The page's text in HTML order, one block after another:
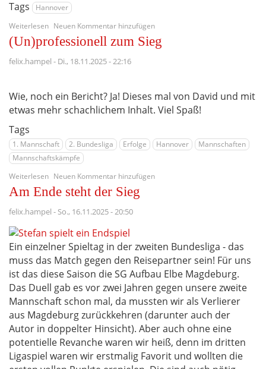
Tags
Hannover
Weiterlesen über
Vereinsabend
am
27.
12.
Runde
&
DSAM-
Einladung
Neuen Kommentar hinzufügen
(Un)professionell zum Sieg
felix.hampel - Di., 18.11.2025 - 22:16
Wie, noch ein Bericht? Ja! Dieses mal von David und mit
etwas mehr schachlichem Inhalt. Viel Spaß!
Tags
1. Mannschaft 2. Bundesliga Erfolge Hannover
Mannschaften
Mannschaftskämpfe
Weiterlesen über
(Un)professionell
zum
Neuen Kommentar hinzufügen
Am Ende steht der Sieg
felix.hampel - So., 16.11.2025 - 20:50
Ein einzelner Spieltag in der zweiten Bundesliga - das
muss das Match gegen den Reisepartner sein! Für uns
ist das diese Saison die SG Aufbau Elbe Magdeburg.
Das Duell gab es vor zwei Jahren gegen unsere zweite
Mannschaft schon mal, da mussten wir als Verlierer
aus Magdeburg zurückkehren (darunter auch der
Autor in doppelter Hinsicht). Aber auch ohne eine
potentielle Revanche waren wir heiß, denn im dritten
Ligaspiel waren wir erstmalig Favorit und wollten die